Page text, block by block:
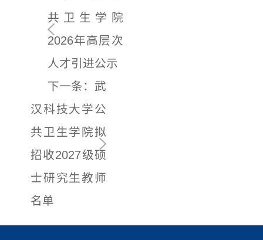
共卫生学院
2026年高层次
人才引进公示
下一条：武
汉科技大学公
共卫生学院拟
招收2027级硕
士研究生教师
名单